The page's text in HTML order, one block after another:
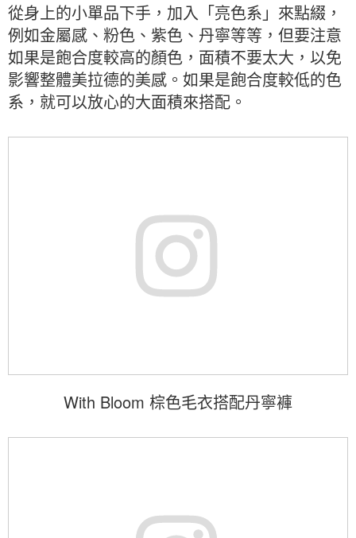
從身上的小單品下手，加入「亮色系」來點綴，
例如金屬感、粉色、紫色、丹寧等等，但要注意
如果是飽合度較高的顏色，面積不要太大，以免
影響整體美拉德的美感。如果是飽合度較低的色
系，就可以放心的大面積來搭配。
With Bloom 棕色毛衣搭配丹寧褲